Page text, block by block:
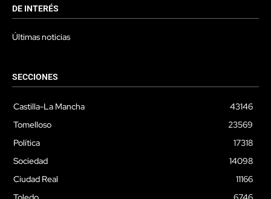
DE INTERÉS
Últimas noticias
SECCIONES
Castilla-La Mancha
43146
Tomelloso
23569
Política
17318
Sociedad
14098
Ciudad Real
11166